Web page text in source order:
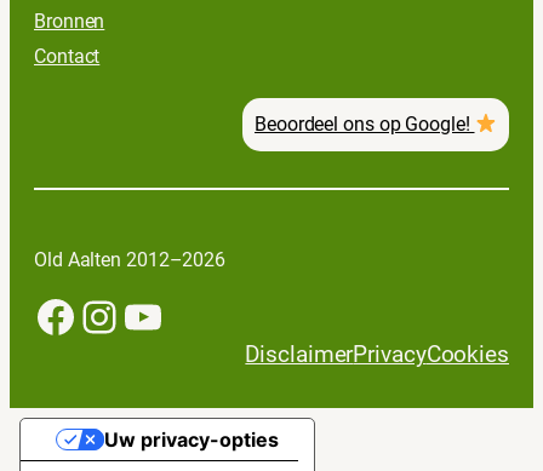
Bronnen
Contact
Beoordeel ons op Google!
Old Aalten 2012–2026
Facebook InstagramYouTube
DisclaimerPrivacyCookies
Uw privacy-opties